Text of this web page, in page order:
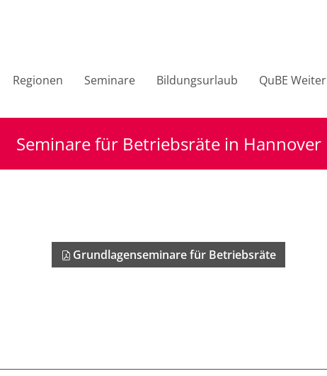
Regionen Seminare Bildungsurlaub QuBE
Seminare für Betriebsräte in Hannover
Grundlagenseminare für Betriebsräte